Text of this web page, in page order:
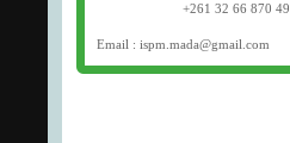
+261 32 66 870 49
Email : ispm.mada@gmail.com